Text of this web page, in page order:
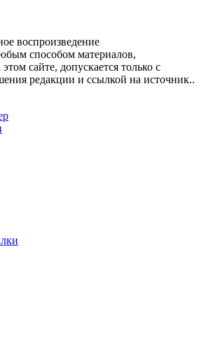
воспроизведение
способом материалов,
сайте, допускается только с
редакции и ссылкой на источник..